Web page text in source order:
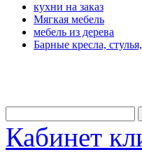
кухни на заказ
Мягкая мебель
мебель из дерева
Барные кресла,
Кабинет